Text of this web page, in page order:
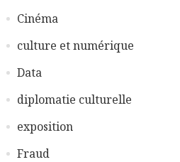
Cinéma
culture et numérique
Data
diplomatie culturelle
exposition
Fraud